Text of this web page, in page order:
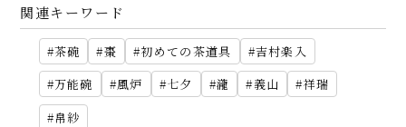
関連キーワード
茶碗 棗 初めての茶道具
吉村楽入
万能碗
風炉 七夕 瀧 義山
祥瑞
帛紗